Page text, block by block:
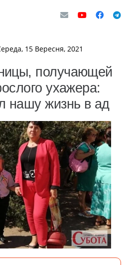
15 Вересня, 2021
получающей
ухажера:
нашу жизнь в ад